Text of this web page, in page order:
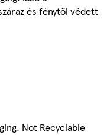
és fénytől védett
Not Recyclable